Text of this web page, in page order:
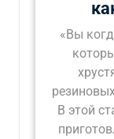
«Вы
В этой